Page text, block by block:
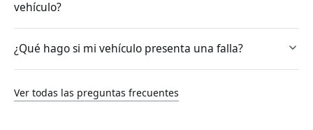
vehículo?
¿Qué hago si mi vehículo presenta una falla?
Ver todas las preguntas frecuentes